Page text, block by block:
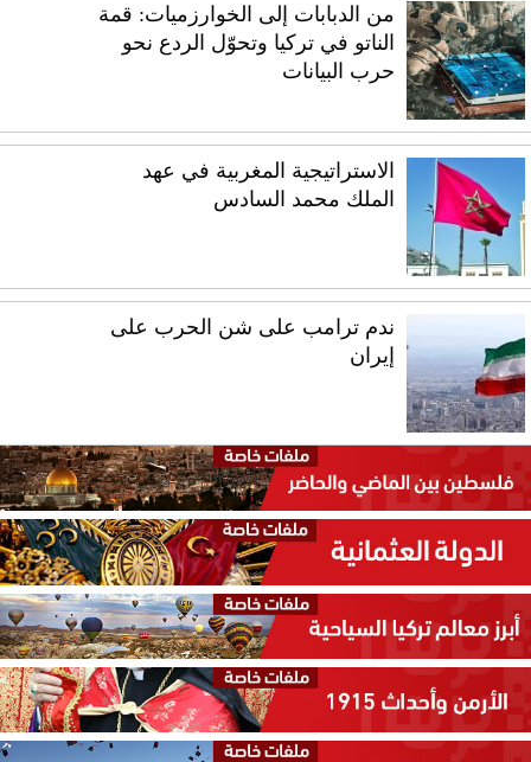
من الدبابات إلى الخوارزميات: قمة
الناتو في تركيا وتحوّل الردع نحو
حرب البيانات
الاستراتيجية المغربية في عهد
الملك محمد السادس
ندم ترامب على شن الحرب على
إيران